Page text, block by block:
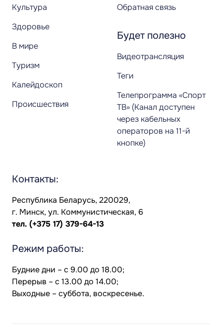
Культура
Здоровье
В мире
Туризм
Калейдоскоп
Происшествия
Обратная связь
Будет полезно
Видеотрансляция
Теги
Телепрограмма «Спорт
ТВ» (Канал доступен
через кабельных
операторов на 11-й
кнопке)
Контакты:
Республика Беларусь, 220029,
г. Минск, ул. Коммунистическая, 6
тел. (+375 17) 379-64-13
Режим работы:
Будние дни – с 9.00 до 18.00;
Перерыв – с 13.00 до 14.00;
Выходные – суббота, воскресенье.